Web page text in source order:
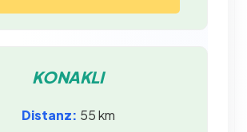
KONAKLI
Distanz: 55 km